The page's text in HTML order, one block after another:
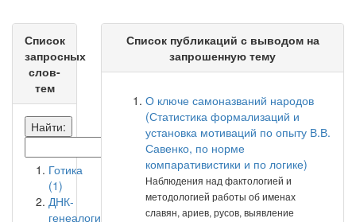
Список
запросных
слов-
тем
Найти:
Готика
(1)
ДНК-
генеалогия
Список публикаций с выводом на
запрошенную тему
О ключе самоназваний народов
(Статистика формализаций и
установка мотиваций по опыту В.В.
Савенко, по норме
компаративистики и по логике)
Наблюдения над фактологией и
методологией работы об именах
славян, ариев, русов, выявление